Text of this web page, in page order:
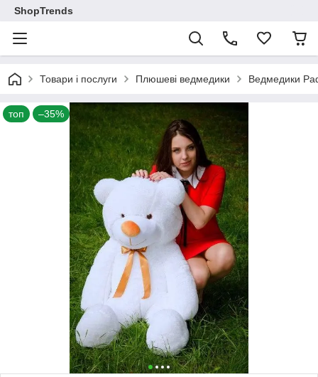
ShopTrends
Товари і послуги Плюшеві ведмедики Ведмедики
топ –35%